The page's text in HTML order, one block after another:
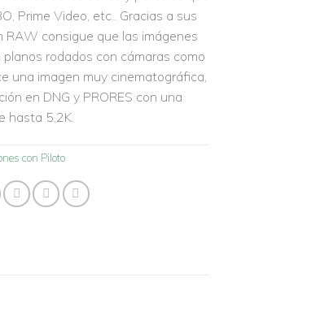
Prime Video, etc.. Gracias a sus
consigue que las imágenes
rodados con cámaras como
una imagen muy cinematográfica,
en DNG y PRORES con una
hasta 5,2K.
con Piloto